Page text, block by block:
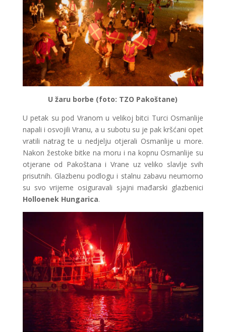
U žaru borbe (foto: TZO Pakoštane)
U petak su pod Vranom u velikoj bitci Turci Osmanlije
napali i osvojili Vranu, a u subotu su je pak kršćani opet
vratili natrag te u nedjelju otjerali Osmanlije u more.
Nakon žestoke bitke na moru i na kopnu Osmanlije su
otjerane od Pakoštana i Vrane uz veliko slavlje svih
prisutnih. Glazbenu podlogu i stalnu zabavu neumorno
su svo vrijeme osiguravali sjajni mađarski glazbenici
Holloenek Hungarica.